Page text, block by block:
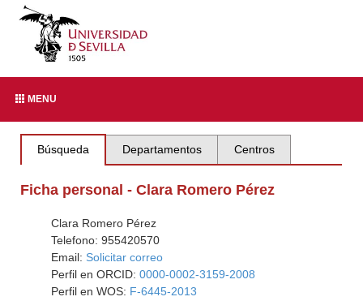
MENU
Búsqueda Departamentos Centros
Ficha personal - Clara Romero Pérez
Clara Romero Pérez
Telefono: 955420570
Email: Solicitar correo
Perfil en ORCID: 0000-0002-3159-2008
Perfil en WOS: F-6445-2013